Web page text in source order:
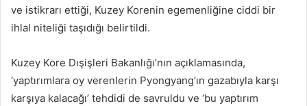
ve istikrarı ettiği, Kuzey Korenin egemenliğine ciddi bir
ihlal niteliği taşıdığı belirtildi.
Kuzey Kore Dışişleri Bakanlığı’nın açıklamasında,
‘yaptırımlara oy verenlerin Pyongyang’ın gazabıyla karşı
karşıya kalacağı’ tehdidi de savruldu ve ‘bu yaptırım